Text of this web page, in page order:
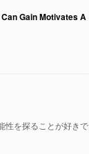
Gain Motivates A
性を探ることが好きで